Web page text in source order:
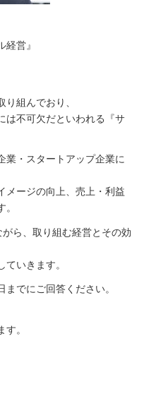
営』
組んでおり、
は不可欠だといわれる『サ
業・スタートアップ企業に
メージの向上、売上・利益
ら、取り組む経営とその効
いきます。
でにご回答ください。
。